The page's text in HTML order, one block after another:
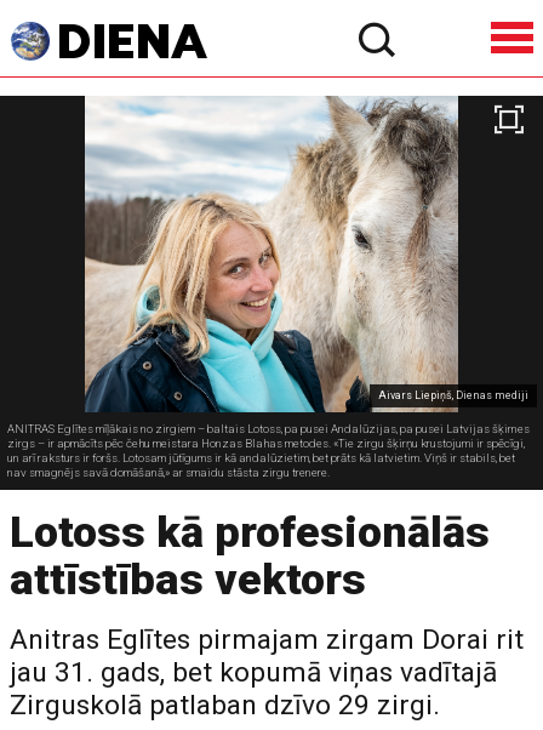
Aivars Liepiņš, Dienas mediji
ANITRAS Eglītes mīļākais no zirgiem – baltais Lotoss, pa pusei Andalūzijas, pa pusei Latvijas šķirnes
zirgs – ir apmācīts pēc čehu meistara Honzas Blahas metodes. «Tie zirgu šķirņu krustojumi ir spēcīgi,
un arī raksturs ir foršs. Lotosam jūtīgums ir kā andalūzietim, bet prāts kā latvietim. Viņš ir stabils, bet
nav smagnējs savā domāšanā,» ar smaidu stāsta zirgu trenere.
Lotoss kā profesionālās
attīstības vektors
Anitras Eglītes pirmajam zirgam Dorai rit
jau 31. gads, bet kopumā viņas vadītajā
Zirguskolā patlaban dzīvo 29 zirgi.